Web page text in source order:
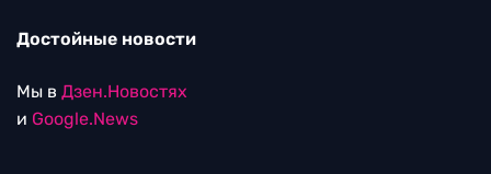
Достойные новости
Мы в Дзен.Новостях
и Google.News